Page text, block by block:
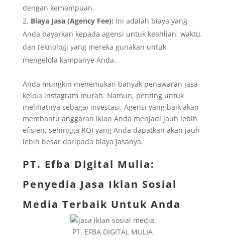
dengan kemampuan.
Biaya Jasa (Agency Fee): Ini adalah biaya yang
Anda bayarkan kepada agensi untuk keahlian, waktu,
dan teknologi yang mereka gunakan untuk
mengelola kampanye Anda.
Anda mungkin menemukan banyak penawaran jasa
kelola instagram murah. Namun, penting untuk
melihatnya sebagai investasi. Agensi yang baik akan
membantu anggaran iklan Anda menjadi jauh lebih
efisien, sehingga ROI yang Anda dapatkan akan jauh
lebih besar daripada biaya jasanya.
PT. Efba Digital Mulia:
Penyedia Jasa Iklan Sosial
Media Terbaik Untuk Anda
PT. EFBA DIGITAL MULIA